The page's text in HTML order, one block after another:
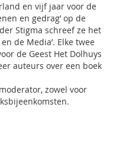
en vijf jaar voor de
en gedrag’ op de
Stigma schreef ze het
de Media’. Elke twee
de Geest Het Dolhuys
auteurs over een boek
zowel voor